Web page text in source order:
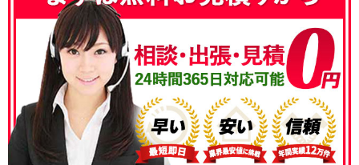
050-3186-4780